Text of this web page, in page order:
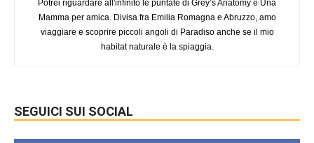
Potrei riguardare all'infinito le puntate di Grey’s Anatomy e Una
Mamma per amica. Divisa fra Emilia Romagna e Abruzzo, amo
viaggiare e scoprire piccoli angoli di Paradiso anche se il mio
habitat naturale è la spiaggia.
SEGUICI SUI SOCIAL